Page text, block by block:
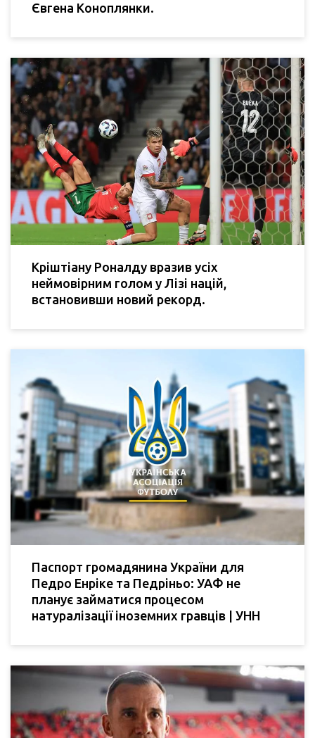
Євгена Коноплянки.
Кріштіану Роналду вразив усіх
неймовірним голом у Лізі націй,
встановивши новий рекорд.
Паспорт громадянина України для
Педро Енріке та Педріньо: УАФ не
планує займатися процесом
натуралізації іноземних гравців | УНН